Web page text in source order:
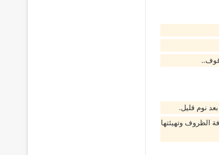
نوم قليل.
الظروف وتهيئتها